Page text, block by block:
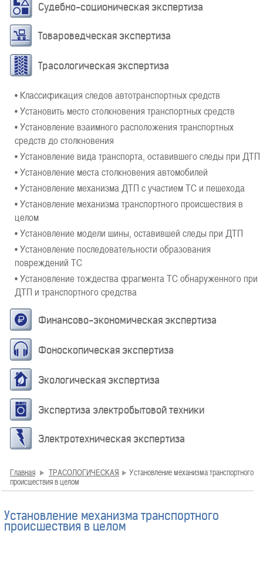
Судебно-соционическая экспертиза
Товароведческая экспертиза
Трасологическая экспертиза
• Классификация следов автотранспортных средств
• Установить место столкновения транспортных средств
• Установление взаимного расположения транспортных
средств до столкновения
• Установление вида транспорта, оставившего следы при ДТП
• Установление места столкновения автомобилей
• Установление механизма ДТП с участием ТС и пешехода
• Установление механизма транспортного происшествия в
целом
• Установление модели шины, оставившей следы при ДТП
• Установление последовательности образования
повреждений ТС
• Установление тождества фрагмента ТС обнаруженного при
ДТП и транспортного средства
Финансово-экономическая экспертиза
Фоноскопическая экспертиза
Экологическая экспертиза
Экспертиза электробытовой техники
Электротехническая экспертиза
Главная ТРАСОЛОГИЧЕСКАЯ
Установление механизма транспортного
происшествия в целом
Установление механизма транспортного
происшествия в целом